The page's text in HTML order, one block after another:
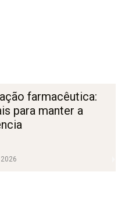
farmacêutica:
para manter a